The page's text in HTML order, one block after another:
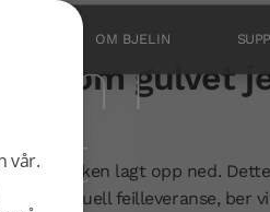
OM BJELIN
vår.
i
ut
ut som gulvet
planken lagt opp ned.
eventuell feilleveranse, ber